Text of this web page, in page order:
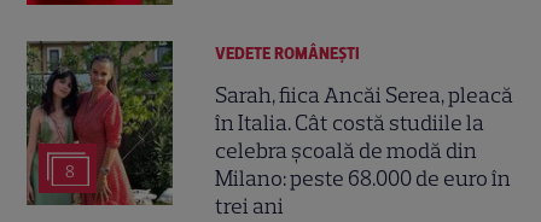
8
VEDETE ROMÂNEŞTI
Sarah, fiica Ancăi Serea, pleacă
în Italia. Cât costă studiile la
celebra școală de modă din
Milano: peste 68.000 de euro în
trei ani